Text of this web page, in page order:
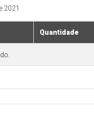
2021
Quantidade